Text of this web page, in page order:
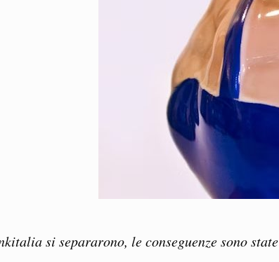
si separarono, le conseguenze sono